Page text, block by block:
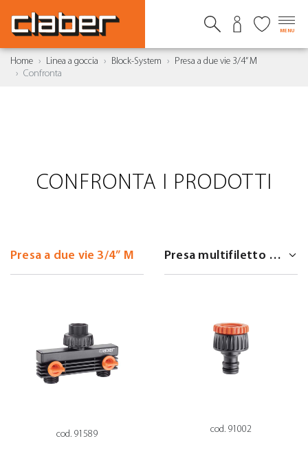
MENU
Home Linea a goccia Block-System
Presa a due vie 3/4” M
Confronta
CONFRONTA I PRODOTTI
cod. 91589 cod. 91002